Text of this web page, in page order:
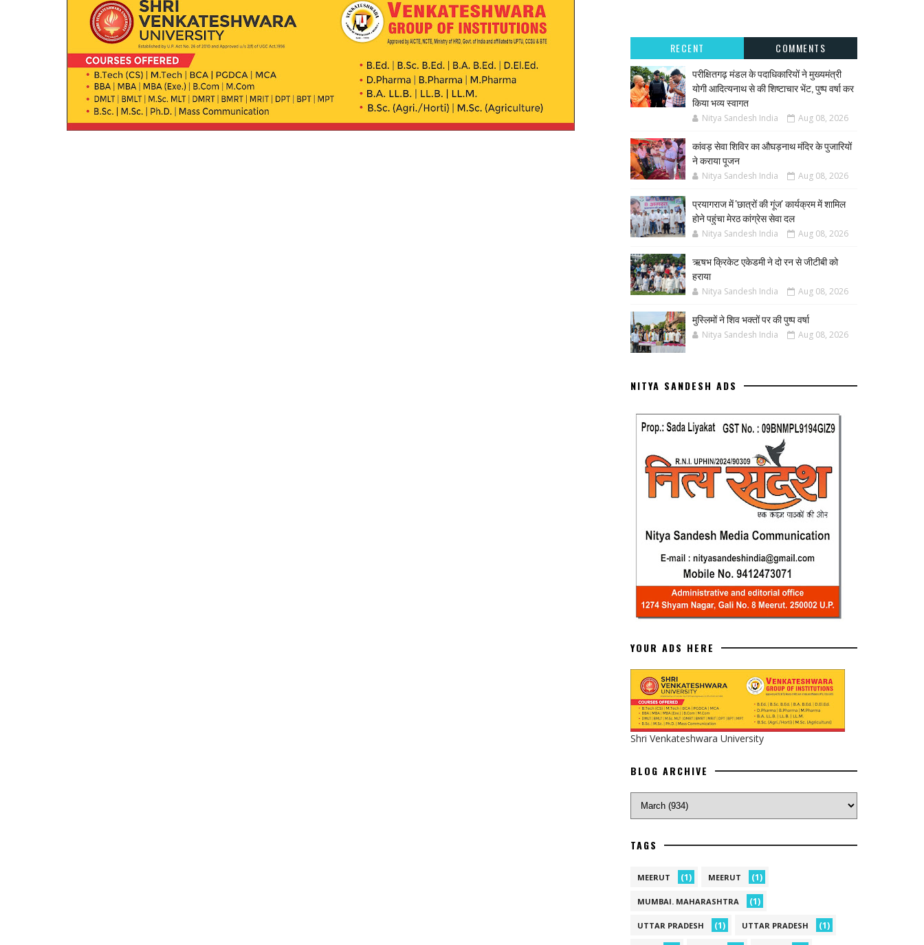
RECENT
COMMENTS
परीक्षितगढ़ मंडल के पदाधिकारियों ने मुख्यमंत्री
योगी आदित्यनाथ से की शिष्टाचार भेंट, पुष्प वर्षा कर
किया भव्य स्वागत
Nitya Sandesh India Aug 08, 2026
कांवड़ सेवा शिविर का औघड़नाथ मंदिर के पुजारियों
ने कराया पूजन
Nitya Sandesh India Aug 08, 2026
प्रयागराज में 'छात्रों की गूंज' कार्यक्रम में शामिल
होने पहुंचा मेरठ कांग्रेस सेवा दल
Nitya Sandesh India Aug 08, 2026
ऋषभ क्रिकेट एकेडमी ने दो रन से जीटीबी को
हराया
Nitya Sandesh India Aug 08, 2026
मुस्लिमों ने शिव भक्तों पर की पुष्प वर्षा
Nitya Sandesh India Aug 08, 2026
NITYA SANDESH ADS
YOUR ADS HERE
Shri Venkateshwara University
BLOG ARCHIVE
TAGS
MEERUT (1) MEERUT (1)
MUMBAI. MAHARASHTRA (1)
UTTAR PRADESH (1) UTTAR PRADESH (1)